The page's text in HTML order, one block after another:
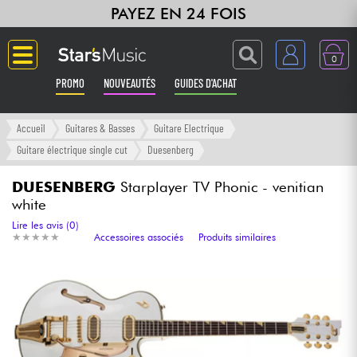
PAYEZ EN 24 FOIS
0
PROMO NOUVEAUTÉS GUIDES D'ACHAT
Langue
Synthés & Sampleurs
Home Studio
Accueil Guitares & Basses
Guitare Electrique
Guitare électrique single cut
Duesenberg
DUESENBERG Starplayer TV Phonic - venitian
white
★ ★ ★ ★ ★
★ ★ ★ ★ ★
Lire les avis (0)
Accessoires associés
Produits similaires